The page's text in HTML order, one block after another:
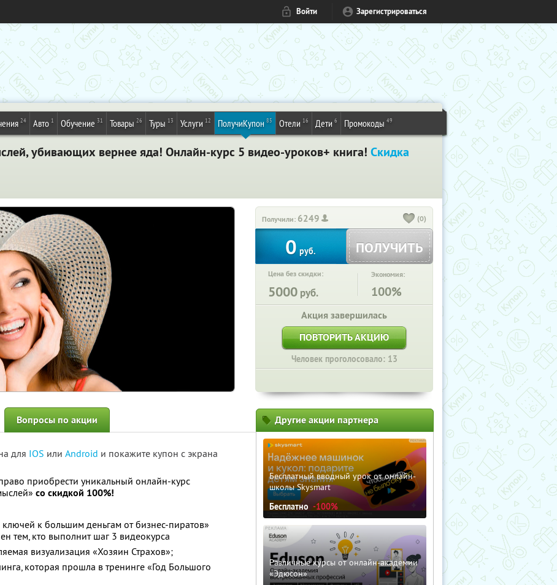
Войти Зарегистрироваться
24 Авто 1 Обучение 31 Товары 26 Туры 13 Услуги 12 ПолучиКупон 85 Отели 16 Дети 6 Промокоды 49
убивающих вернее яда! Онлайн-курс 5 видео-уроков+ книга! Скидка
Получили: 6249 (0)
0 руб. ПОЛУЧИТЬ
Цена без скидки:
5000 руб.
Экономия:
100%
Акция завершилась
ПОВТОРИТЬ АКЦИЮ
Человек проголосовало: 13
Вопросы по акции
для IOS или Android и покажите купон с экрана
приобрести уникальный онлайн-курс
со скидкой 100%!
к большим деньгам от бизнес-пиратов»
тем, кто выполнит шаг 3 видеокурса
визуализация «Хозяин Страхов»;
которая прошла в тренинге «Год Большого
Другие акции партнера
Бесплатный вводный урок от онлайн-
школы Skysmart
Бесплатно -100%
Различные курсы от онлайн-академии
«Эдюсон»